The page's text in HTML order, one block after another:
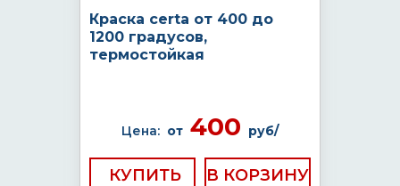
Краска certa от 400 до
1200 градусов,
термостойкая
Цена: от 400 руб/
КУПИТЬ